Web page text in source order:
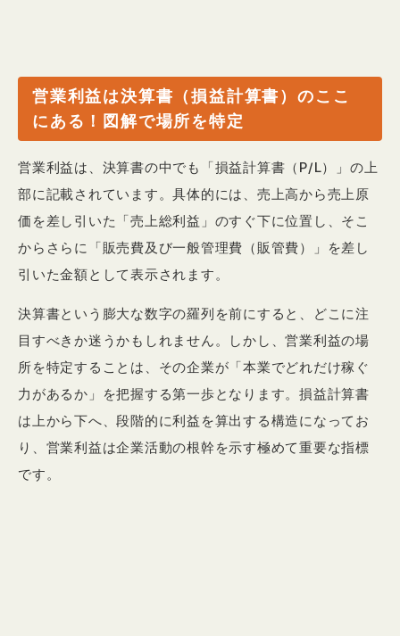
営業利益は決算書（損益計算書）のここ
にある！図解で場所を特定
営業利益は、決算書の中でも「損益計算書（P/L）」の上
部に記載されています。具体的には、売上高から売上原
価を差し引いた「売上総利益」のすぐ下に位置し、そこ
からさらに「販売費及び一般管理費（販管費）」を差し
引いた金額として表示されます。
決算書という膨大な数字の羅列を前にすると、どこに注
目すべきか迷うかもしれません。しかし、営業利益の場
所を特定することは、その企業が「本業でどれだけ稼ぐ
力があるか」を把握する第一歩となります。損益計算書
は上から下へ、段階的に利益を算出する構造になってお
り、営業利益は企業活動の根幹を示す極めて重要な指標
です。